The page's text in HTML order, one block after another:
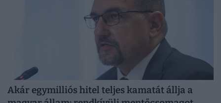
Akár egymilliós hitel teljes kamatát állja a